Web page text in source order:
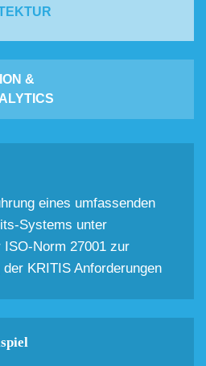
&
eines umfassenden
Systems unter
Norm 27001 zur
KRITIS Anforderungen